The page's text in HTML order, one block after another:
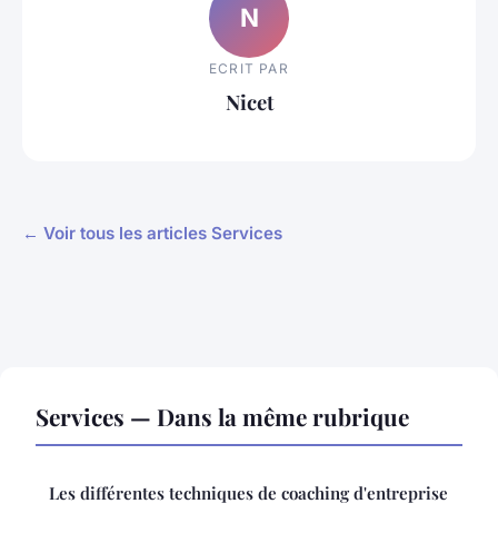
N
ECRIT PAR
Nicet
← Voir tous les articles Services
Services — Dans la même rubrique
Les différentes techniques de coaching d'entreprise